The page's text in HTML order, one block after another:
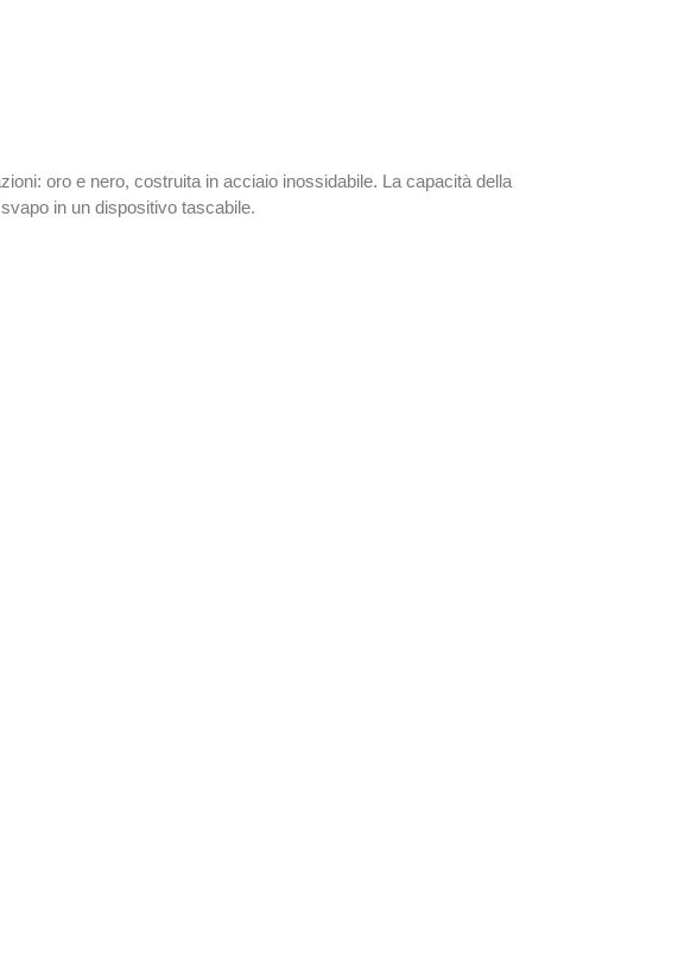
oro e nero, costruita in acciaio inossidabile. La capacità della
in un dispositivo tascabile.